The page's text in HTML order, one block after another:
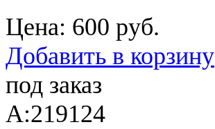
Цена: 600 руб.
Добавить в корзину
под заказ
A:219124